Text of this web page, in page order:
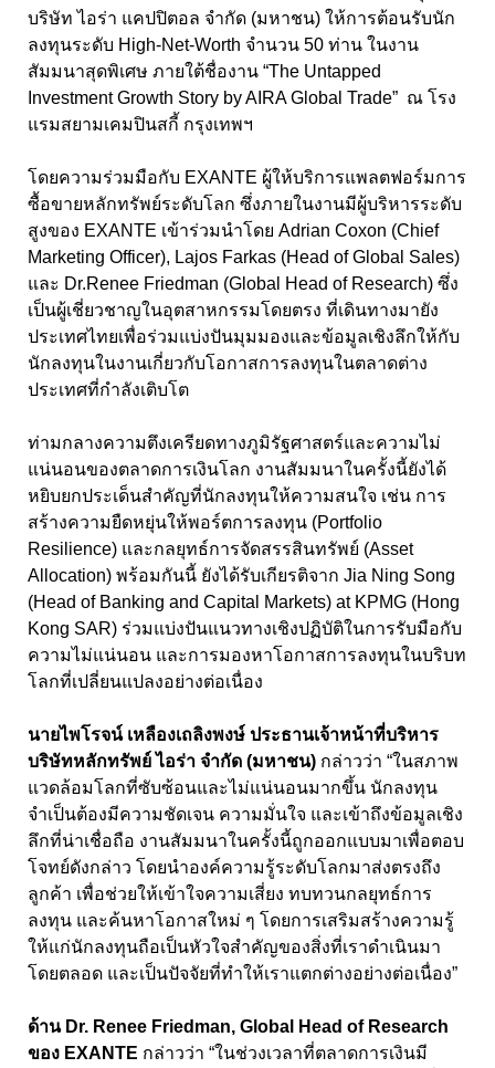
บริษัท ไอร่า แคปปิตอล จำกัด (มหาชน) ให้การต้อนรับนัก
ลงทุนระดับ High-Net-Worth จำนวน 50 ท่าน ในงาน
สัมมนาสุดพิเศษ ภายใต้ชื่องาน “The Untapped
Investment Growth Story by AIRA Global Trade” ณ โรง
แรมสยามเคมปินสกี้ กรุงเทพฯ
โดยความร่วมมือกับ EXANTE ผู้ให้บริการแพลตฟอร์มการ
ซื้อขายหลักทรัพย์ระดับโลก ซึ่งภายในงานมีผู้บริหารระดับ
สูงของ EXANTE เข้าร่วมนำโดย Adrian Coxon (Chief
Marketing Officer), Lajos Farkas (Head of Global Sales)
และ Dr.Renee Friedman (Global Head of Research) ซึ่ง
เป็นผู้เชี่ยวชาญในอุตสาหกรรมโดยตรง ที่เดินทางมายัง
ประเทศไทยเพื่อร่วมแบ่งปันมุมมองและข้อมูลเชิงลึกให้กับ
นักลงทุนในงานเกี่ยวกับโอกาสการลงทุนในตลาดต่าง
ประเทศที่กำลังเติบโต
ท่ามกลางความตึงเครียดทางภูมิรัฐศาสตร์และความไม่
แน่นอนของตลาดการเงินโลก งานสัมมนาในครั้งนี้ยังได้
หยิบยกประเด็นสำคัญที่นักลงทุนให้ความสนใจ เช่น การ
สร้างความยืดหยุ่นให้พอร์ตการลงทุน (Portfolio
Resilience) และกลยุทธ์การจัดสรรสินทรัพย์ (Asset
Allocation) พร้อมกันนี้ ยังได้รับเกียรติจาก Jia Ning Song
(Head of Banking and Capital Markets) at KPMG (Hong
Kong SAR) ร่วมแบ่งปันแนวทางเชิงปฏิบัติในการรับมือกับ
ความไม่แน่นอน และการมองหาโอกาสการลงทุนในบริบท
โลกที่เปลี่ยนแปลงอย่างต่อเนื่อง
นายไพโรจน์ เหลืองเถลิงพงษ์ ประธานเจ้าหน้าที่บริหาร
บริษัทหลักทรัพย์ ไอร่า จำกัด (มหาชน) กล่าวว่า “ในสภาพ
แวดล้อมโลกที่ซับซ้อนและไม่แน่นอนมากขึ้น นักลงทุน
จำเป็นต้องมีความชัดเจน ความมั่นใจ และเข้าถึงข้อมูลเชิง
ลึกที่น่าเชื่อถือ งานสัมมนาในครั้งนี้ถูกออกแบบมาเพื่อตอบ
โจทย์ดังกล่าว โดยนำองค์ความรู้ระดับโลกมาส่งตรงถึง
ลูกค้า เพื่อช่วยให้เข้าใจความเสี่ยง ทบทวนกลยุทธ์การ
ลงทุน และค้นหาโอกาสใหม่ ๆ โดยการเสริมสร้างความรู้
ให้แก่นักลงทุนถือเป็นหัวใจสำคัญของสิ่งที่เราดำเนินมา
โดยตลอด และเป็นปัจจัยที่ทำให้เราแตกต่างอย่างต่อเนื่อง”
ด้าน Dr. Renee Friedman, Global Head of Research
ของ EXANTE กล่าวว่า “ในช่วงเวลาที่ตลาดการเงินมี